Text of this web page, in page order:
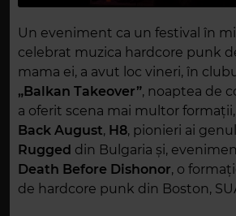
Un eveniment ca un festival în
celebrat muzica hardcore punk
mama ei, a avut loc vineri, în
„Balkan Takeover”, noaptea de
a oferit scena mai multor formații,
Back August, H8, pionieri ai
Rugged din Bulgaria și,
Death Before Dishonor, o
de hardcore punk din Boston,